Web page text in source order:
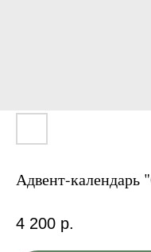
Адвент-
4 200 р.